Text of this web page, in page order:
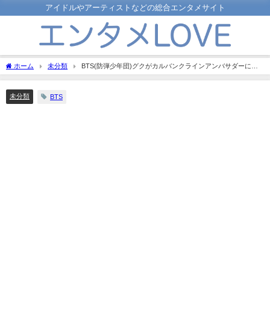
アイドルやアーティストなどの総合エンタメサイト
ホーム 未分類
BTS(防弾少年団)グクがカルバンクラインアンバサダーに！
広告は原宿はじめどこで見られるの？
未分類 BTS